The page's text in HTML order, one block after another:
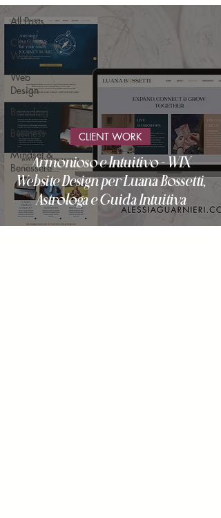
All Posts
Client
Work
Web
Design
Branding
Business
Mindset &
BenessereArmonioso e Intuitivo - WIX
Website Design per Luana Bossetti,
Astrologa e Guida Intuitiva
CLIENT WORK